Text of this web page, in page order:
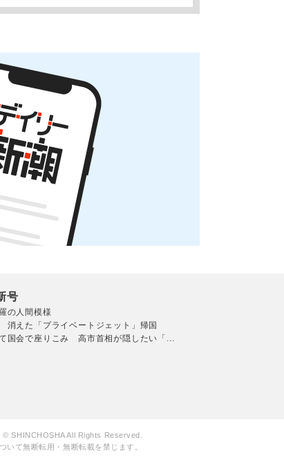
号
の人間模様
えた「プライベートジェット」帰国
国会で座りこみ 高市首相が隠したい「...
© SHINCHOSHA All Rights Reserved.
いて無断転用・無断転載を禁じます。